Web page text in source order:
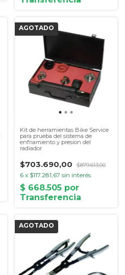
Kit de herramientas Bike Service
para prueba del sistema de
enfriamiento y presion del
radiador
$703.690,00 $879.613,00
6 x $117.281,67 sin interés